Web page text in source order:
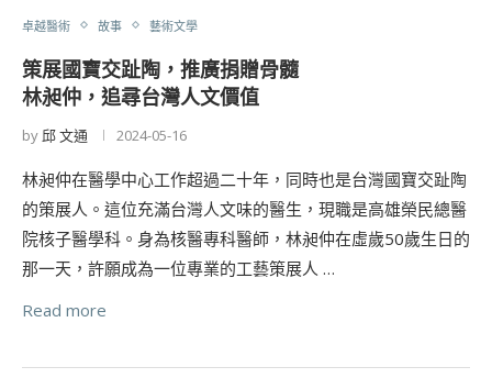
卓越醫術 故事 藝術文學
策展國寶交趾陶，推廣捐贈骨髓
林昶仲，追尋台灣人文價值
by 邱 文通 2024-05-16
林昶仲在醫學中心工作超過二十年，同時也是台灣國寶交趾陶
的策展人。這位充滿台灣人文味的醫生，現職是高雄榮民總醫
院核子醫學科。身為核醫專科醫師，林昶仲在虛歲50歲生日的
那一天，許願成為一位專業的工藝策展人 …
Read more